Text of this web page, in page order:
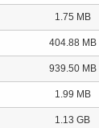
1.75 MB
404.88 MB
939.50 MB
1.99 MB
1.13 GB